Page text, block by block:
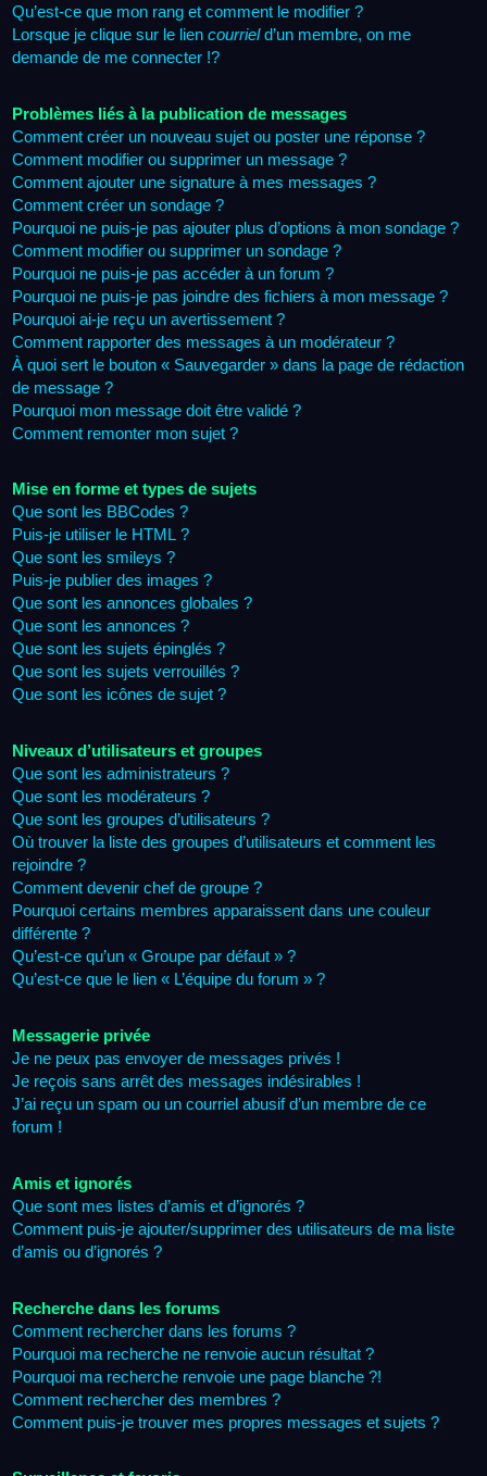
Qu’est-ce que mon rang et comment le modifier ?
Lorsque je clique sur le lien courrield’un membre, on me
demande de me connecter !?
Problèmes liés à la publication de messages
Comment créer un nouveau sujet ou poster une réponse ?
Comment modifier ou supprimer un message ?
Comment ajouter une signature à mes messages ?
Comment créer un sondage ?
Pourquoi ne puis-je pas ajouter plus d’options à mon sondage ?
Comment modifier ou supprimer un sondage ?
Pourquoi ne puis-je pas accéder à un forum ?
Pourquoi ne puis-je pas joindre des fichiers à mon message ?
Pourquoi ai-je reçu un avertissement ?
Comment rapporter des messages à un modérateur ?
À quoi sert le bouton « Sauvegarder » dans la page de rédaction
de message ?
Pourquoi mon message doit être validé ?
Comment remonter mon sujet ?
Mise en forme et types de sujets
Que sont les BBCodes ?
Puis-je utiliser le HTML ?
Que sont les smileys ?
Puis-je publier des images ?
Que sont les annonces globales ?
Que sont les annonces ?
Que sont les sujets épinglés ?
Que sont les sujets verrouillés ?
Que sont les icônes de sujet ?
Niveaux d’utilisateurs et groupes
Que sont les administrateurs ?
Que sont les modérateurs ?
Que sont les groupes d’utilisateurs ?
Où trouver la liste des groupes d’utilisateurs et comment les
rejoindre ?
Comment devenir chef de groupe ?
Pourquoi certains membres apparaissent dans une couleur
différente ?
Qu’est-ce qu’un « Groupe par défaut » ?
Qu’est-ce que le lien « L’équipe du forum » ?
Messagerie privée
Je ne peux pas envoyer de messages privés !
Je reçois sans arrêt des messages indésirables !
J’ai reçu un spam ou un courriel abusif d’un membre de ce
forum !
Amis et ignorés
Que sont mes listes d’amis et d’ignorés ?
Comment puis-je ajouter/supprimer des utilisateurs de ma liste
d’amis ou d’ignorés ?
Recherche dans les forums
Comment rechercher dans les forums ?
Pourquoi ma recherche ne renvoie aucun résultat ?
Pourquoi ma recherche renvoie une page blanche ?!
Comment rechercher des membres ?
Comment puis-je trouver mes propres messages et sujets ?